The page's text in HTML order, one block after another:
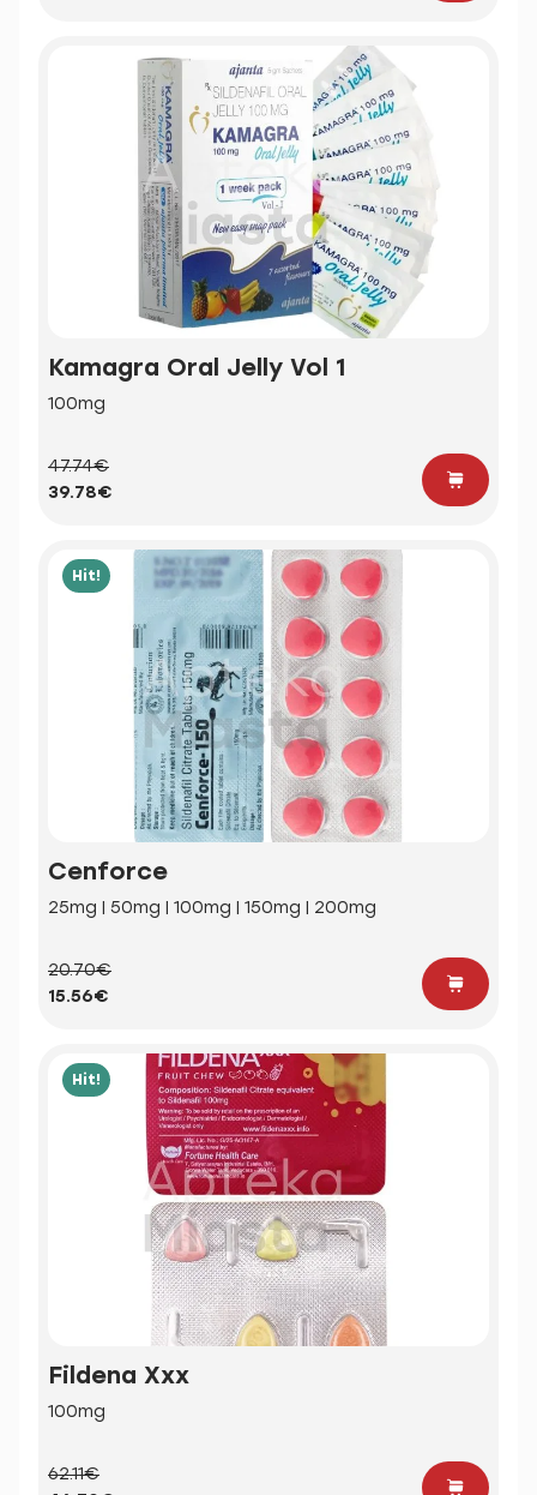
Kamagra Oral Jelly Vol 1
100mg
47.74€
39.78€
Hit!
Cenforce
25mg | 50mg | 100mg | 150mg | 200mg
20.70€
15.56€
Hit!
Fildena Xxx
100mg
62.11€